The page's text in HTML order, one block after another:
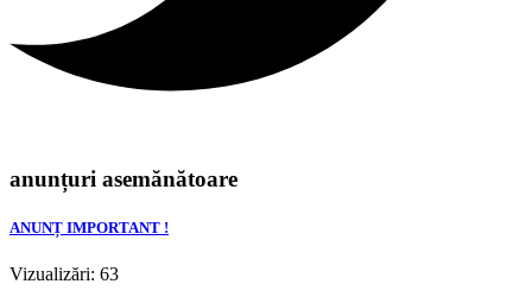
anunțuri asemănătoare
ANUNȚ IMPORTANT !
Vizualizări: 63